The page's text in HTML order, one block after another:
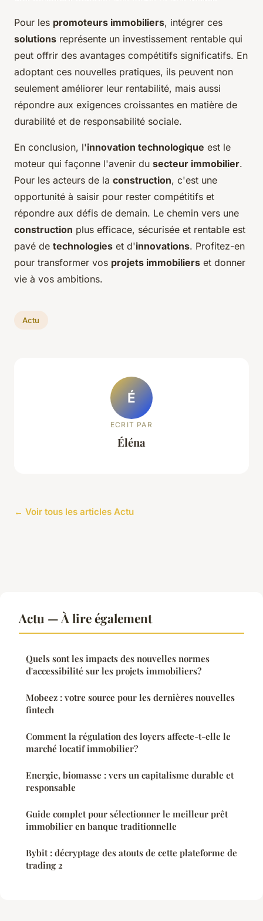
Pour les promoteurs immobiliers, intégrer ces
solutions représente un investissement rentable qui
peut offrir des avantages compétitifs significatifs. En
adoptant ces nouvelles pratiques, ils peuvent non
seulement améliorer leur rentabilité, mais aussi
répondre aux exigences croissantes en matière de
durabilité et de responsabilité sociale.
En conclusion, l'innovation technologique est le
moteur qui façonne l'avenir du secteur immobilier.
Pour les acteurs de la construction, c'est une
opportunité à saisir pour rester compétitifs et
répondre aux défis de demain. Le chemin vers une
construction plus efficace, sécurisée et rentable est
pavé de technologies et d'innovations. Profitez-en
pour transformer vos projets immobiliers et donner
vie à vos ambitions.
Actu
É
ECRIT PAR
Éléna
← Voir tous les articles Actu
Actu — À lire également
Quels sont les impacts des nouvelles normes
d'accessibilité sur les projets immobiliers?
Mobeez : votre source pour les dernières nouvelles
fintech
Comment la régulation des loyers affecte-t-elle le
marché locatif immobilier?
Energie, biomasse : vers un capitalisme durable et
responsable
Guide complet pour sélectionner le meilleur prêt
immobilier en banque traditionnelle
Bybit : décryptage des atouts de cette plateforme de
trading 2